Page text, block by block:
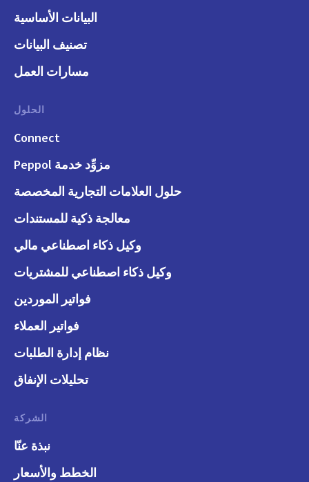
البيانات الأساسية
تصنيف البيانات
مسارات العمل
الحلول
Connect
مزوِّد خدمة Peppol
حلول العلامات التجارية المخصصة
معالجة ذكية للمستندات
وكيل ذكاء اصطناعي مالي
وكيل ذكاء اصطناعي للمشتريات
فواتير الموردين
فواتير العملاء
نظام إدارة الطلبات
تحليلات الإنفاق
الشركة
نبذة عنّا
الخطط والأسعار